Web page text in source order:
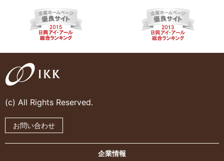
(c) All Rights Reserved.
お問い合わせ
企業情報